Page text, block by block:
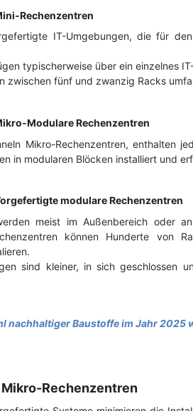
Rechenzentren
IT-Umgebungen, die für
typischerweise über ein einzelnes
zwischen fünf und zwanzig Racks
Modulare Rechenzentren
Mikro-Rechenzentren, enthalten
in modularen Blöcken installiert und
modulare Rechenzentren
meist im Außenbereich oder
können Hunderte von
sind kleiner, in sich geschlossen
nachhaltiger Baustoffe im Jahr 2025
Rechenzentren